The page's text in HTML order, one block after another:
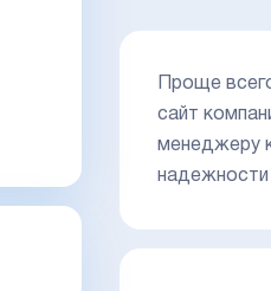
Проще
сайт
менеджеру